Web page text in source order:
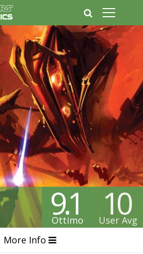
9.1
Ottimo 10
User Avg
More Info